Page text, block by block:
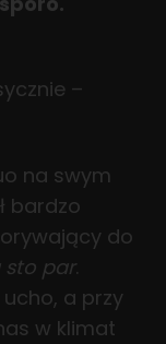
–
na swym
bardzo
do
sto par.
a przy
w klimat